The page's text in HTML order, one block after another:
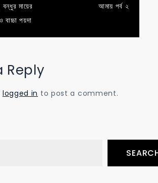
মায়ের
বাচ্চা পয়দা
আমায় পর্ব ২
Reply
logged in to post a comment.